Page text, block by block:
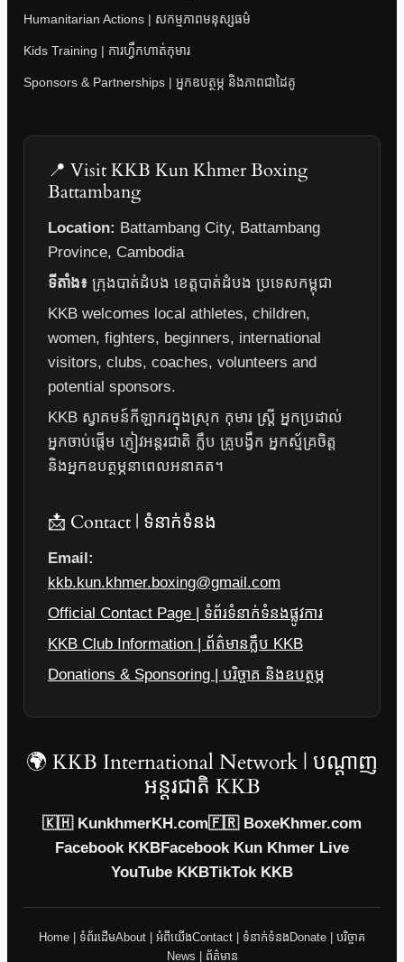
Humanitarian Actions | សកម្មភាពមនុស្សធម៌
Kids Training | ការហ្វឹកហាត់កុមារ
Sponsors & Partnerships | អ្នកឧបត្ថម្ភ និងភាពជាដៃគូ
📍 Visit KKB Kun Khmer Boxing
Battambang
Location: Battambang City, Battambang
Province, Cambodia
ទីតាំង៖ ក្រុងបាត់ដំបង ខេត្តបាត់ដំបង ប្រទេសកម្ពុជា
KKB welcomes local athletes, children,
women, fighters, beginners, international
visitors, clubs, coaches, volunteers and
potential sponsors.
KKB ស្វាគមន៍កីឡាករក្នុងស្រុក កុមារ ស្ត្រី អ្នកប្រដាល់
អ្នកចាប់ផ្តើម ភ្ញៀវអន្តរជាតិ ក្លឹប គ្រូបង្វឹក អ្នកស្ម័គ្រចិត្ត
និងអ្នកឧបត្ថម្ភនាពេលអនាគត។
📩 Contact | ទំនាក់ទំនង
Email:
kkb.kun.khmer.boxing@gmail.com
Official Contact Page | ទំព័រទំនាក់ទំនងផ្លូវការ
KKB Club Information | ព័ត៌មានក្លឹប KKB
Donations & Sponsoring | បរិច្ចាគ និងឧបត្ថម្ភ
🌍 KKB International Network | បណ្តាញ
អន្តរជាតិ KKB
🇰🇭 KunkhmerKH.com🇫🇷 BoxeKhmer.com
Facebook KKBFacebook Kun Khmer Live
YouTube KKBTikTok KKB
Home | ទំព័រដើមAbout | អំពីយើងContact | ទំនាក់ទំនងDonate | បរិច្ចាគ
News | ព័ត៌មាន